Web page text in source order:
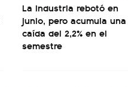
La industria rebotó en
junio, pero acumula una
caída del 2,2% en el
semestre